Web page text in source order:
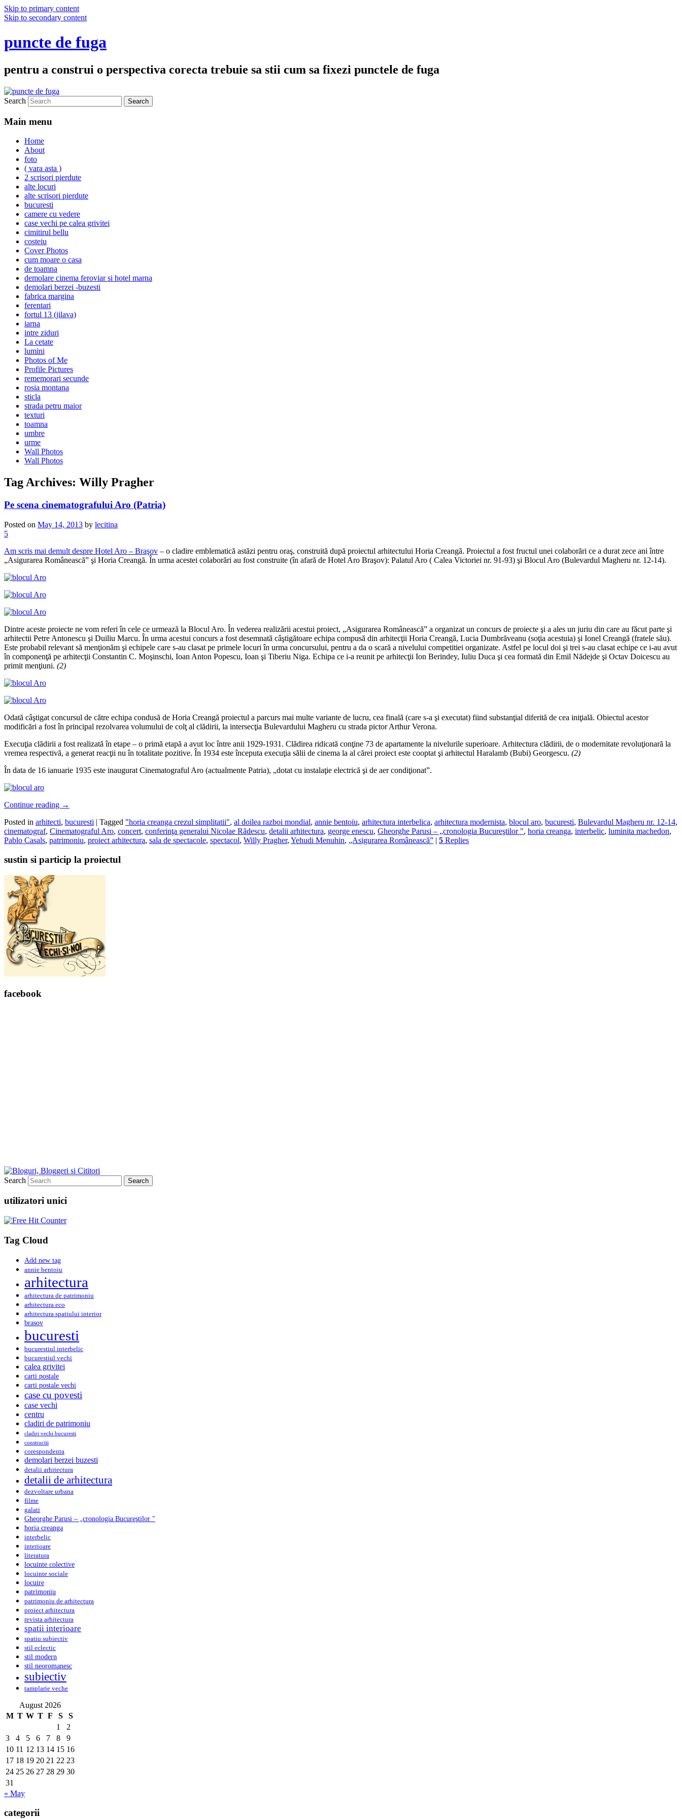
Skip to primary content
Skip to secondary content
puncte de fuga
pentru a construi o perspectiva corecta trebuie sa stii cum sa fixezi punctele de fuga
Search
Main menu
Home
About
foto
( vara asta )
2 scrisori pierdute
alte locuri
alte scrisori pierdute
bucuresti
camere cu vedere
case vechi pe calea grivitei
cimitirul bellu
costeiu
Cover Photos
cum moare o casa
de toamna
demolare cinema feroviar si hotel marna
demolari berzei -buzesti
fabrica margina
ferentari
fortul 13 (jilava)
iarna
intre ziduri
La cetate
lumini
Photos of Me
Profile Pictures
rememorari secunde
rosia montana
sticla
strada petru maior
texturi
toamna
umbre
urme
Wall Photos
Wall Photos
Tag Archives: Willy Pragher
Pe scena cinematografului Aro (Patria)
Posted on May 14, 2013 by lecitina
5
Am scris mai demult despre Hotel Aro – Braşov – o cladire emblematică astăzi pentru oraş, construită după proiectul arhitectului Horia Creangă. Proiectul a fost fructul unei colaborări ce a durat zece ani între
„Asigurarea Românească” şi Horia Creangă. În urma acestei colaborări au fost construite (în afară de Hotel Aro Braşov): Palatul Aro ( Calea Victoriei nr. 91-93) şi Blocul Aro (Bulevardul Magheru nr. 12-14).
Dintre aceste proiecte ne vom referi în cele ce urmează la Blocul Aro. În vederea realizării acestui proiect, „Asigurarea Românească” a organizat un concurs de proiecte şi a ales un juriu din care au făcut parte şi
arhitectii Petre Antonescu şi Duiliu Marcu. În urma acestui concurs a fost desemnată câştigătoare echipa compusă din arhitecţii Horia Creangă, Lucia Dumbrăveanu (soţia acestuia) şi Ionel Creangă (fratele său).
Este probabil relevant să menţionăm şi echipele care s-au clasat pe primele locuri în urma concursului, pentru a da o scară a nivelului competitiei organizate. Astfel pe locul doi şi trei s-au clasat echipe ce i-au avut
în componenţă pe arhitecţii Constantin C. Moşinschi, Ioan Anton Popescu, Ioan şi Tiberiu Niga. Echipa ce i-a reunit pe arhitecţii Ion Berindey, Iuliu Duca şi cea formată din Emil Nădejde şi Octav Doicescu au
primit menţiuni. (2)
Odată câştigat concursul de către echipa condusă de Horia Creangă proiectul a parcurs mai multe variante de lucru, cea finală (care s-a şi executat) fiind substanţial diferită de cea iniţială. Obiectul acestor
modificări a fost în principal rezolvarea volumului de colţ al clădirii, la intersecţia Bulevardului Magheru cu strada pictor Arthur Verona.
Execuţia clădirii a fost realizată în etape – o primă etapă a avut loc între anii 1929-1931. Clădirea ridicată conţine 73 de apartamente la nivelurile superioare. Arhitectura clădirii, de o modernitate revoluţionară la
vremea respectivă, a generat reacţii nu în totalitate pozitive. În 1934 este începuta execuţia sălii de cinema la al cărei proiect este cooptat şi arhitectul Haralamb (Bubi) Georgescu. (2)
În data de 16 ianuarie 1935 este inaugurat Cinematograful Aro (actualmente Patria), „dotat cu instalaţie electrică şi de aer condiţionat”.
Continue reading →
Posted in arhitecti, bucuresti | Tagged "horia creanga crezul simplitatii", al doilea razboi mondial, annie bentoiu, arhitectura interbelica, arhitectura modernista, blocul aro, bucuresti, Bulevardul Magheru nr. 12-14,
cinematograf, Cinematograful Aro, concert, conferinţa generalui Nicolae Rădescu, detalii arhitectura, george enescu, Gheorghe Parusi – „cronologia Bucureştilor ", horia creanga, interbelic, luminita machedon,
Pablo Casals, patrimoniu, proiect arhitectura, sala de spectacole, spectacol, Willy Pragher, Yehudi Menuhin, „Asigurarea Românească” | 5 Replies
sustin si particip la proiectul
facebook
Search
utilizatori unici
Tag Cloud
Add new tag
annie bentoiu
arhitectura
arhitectura de patrimoniu
arhitectura eco
arhitectura spatiului interior
brasov
bucuresti
bucurestiul interbelic
bucurestiul vechi
calea grivitei
carti postale
carti postale vechi
case cu povesti
case vechi
centru
cladiri de patrimoniu
cladiri vechi bucuresti
constructii
corespondenta
demolari berzei buzesti
detalii arhitectura
detalii de arhitectura
dezvoltare urbana
filme
galati
Gheorghe Parusi – „cronologia Bucureştilor "
horia creanga
interbelic
interioare
literatura
locuinte colective
locuinte sociale
locuire
patrimoniu
patrimoniu de arhitectura
proiect arhitectura
revista arhitectura
spatii interioare
spatiu subiectiv
stil eclectic
stil modern
stil neoromanesc
subiectiv
tamplarie veche
August 2026
M T W T F S
S
1
2
3
4 5 6 7 8
9
10 11 12 13 14 15 16
17 18 19 20 21 22 23
24 25 26 27 28 29 30
31
« May
categorii